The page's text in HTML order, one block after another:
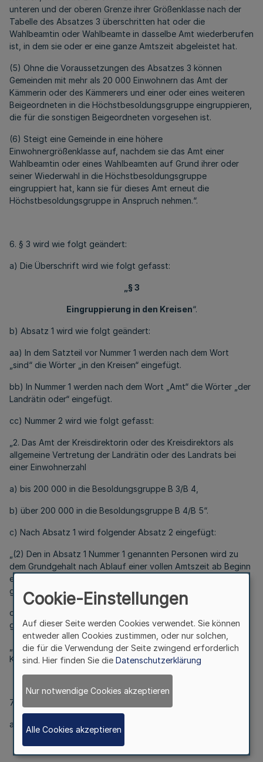
unteren und der oberen Grenze ihrer Größenklasse nach der
Tabelle des Absatzes 3 überschritten hat oder die
Wahlbeamtin oder Wahlbeamte in dasselbe Amt wiederberufen
ist, in dem sie oder er eine ganze Amtszeit abgeleistet hat.
(5) Ohne die Voraussetzungen des Absatzes 3 können
Gemeinden mit mehr als 20 000 Einwohnern das Amt der
Kämmerin oder des Kämmerers und einer oder eines weiteren
Beigeordneten in die Höchstbesoldungsgruppe eingruppieren,
die für die sonstigen Beigeordneten vorgesehen ist.
(6) Steigt eine Gemeinde in eine höhere
Einwohnergrößenklasse auf, nachdem sie das Amt einer
Wahlbeamtin oder eines Wahlbeamten auf Grund ihrer oder
seiner Wiederwahl in die Höchstbesoldungsgruppe
eingruppiert hat, kann sie für dieses Amt erneut die
Höchstbesoldungsgruppe in Anspruch nehmen.“.
6. § 3 wird wie folgt geändert:
a) Die Überschrift wird wie folgt gefasst:
„§ 3
Eingruppierung in den Kreisen“.
b) Absatz 1 wird wie folgt geändert:
aa) In dem Satzteil vor Nummer 1 werden nach dem Wort
„sind“ die Wörter „in den Kreisen“ eingefügt.
bb) In Nummer 1 werden nach dem Wort „Amt“ die Wörter „der
Landrätin oder“ eingefügt.
cc) Nummer 2 wird wie folgt gefasst:
„2. Das Amt der Kreisdirektorin oder des Kreisdirektors als
allgemeine Vertretung der Landrätin oder des Landrats bei
einer Einwohnerzahl
a) bis 200 000 in die Besoldungsgruppe B 3/B 4,
b) über 200 000 in die Besoldungsgruppe B 4/B 5“.
c) Nach Absatz 1 wird folgender Absatz 2 eingefügt:
„(2) Den in Absatz 1 Nummer 1 genannten Personen wird zu
dem Grundgehalt nach Ablauf einer vollen Amtszeit ab Beginn
einer zweiten Amtszeit eine nicht ruhegehaltfähige Zulage
gewährt. Die Zulage beträgt 8 Prozent des Grundgehalts.“
d) Der bisherige Absatz 2 wird Absatz 3 und wie folgt
gefasst:
„(3) § 2 Absatz 4 und 6 gilt für Kreisdirektorinnen und
Kreisdirektoren entsprechend.“
7. § 4 wird wie folgt geändert:
a) Die Überschrift wird wie folgt gefasst:
„§ 4
Cookie-Einstellungen
Auf dieser Seite werden Cookies verwendet. Sie können
entweder allen Cookies zustimmen, oder nur solchen,
die für die Verwendung der Seite zwingend erforderlich
sind. Hier finden Sie die Datenschutzerklärung
Nur notwendige Cookies akzeptieren
Alle Cookies akzeptieren